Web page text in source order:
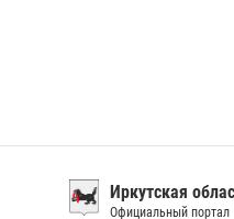
Иркутская
Официальный портал